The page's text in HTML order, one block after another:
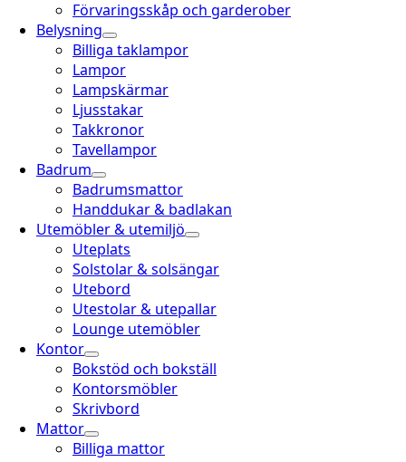
Förvaringsskåp och garderober
Belysning
Billiga taklampor
Lampor
Lampskärmar
Ljusstakar
Takkronor
Tavellampor
Badrum
Badrumsmattor
Handdukar & badlakan
Utemöbler & utemiljö
Uteplats
Solstolar & solsängar
Utebord
Utestolar & utepallar
Lounge utemöbler
Kontor
Bokstöd och bokställ
Kontorsmöbler
Skrivbord
Mattor
Billiga mattor